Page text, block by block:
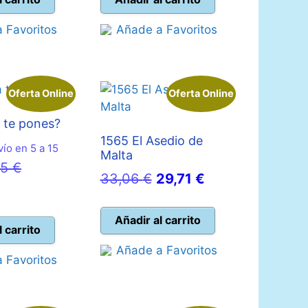
16,52 €.
€.
Favoritos
37,19 €.
es:
33,02 €.
Añade a Favoritos
Oferta Online
te pones?
en 5 a 15
€El
era:
20,65 €.
€.
carrito
Favoritos
Oferta Online
1565 El Asedio de
Malta
33,06€ El
original
era:
33,06 €.
29,71 €El
es:
29,71 €.
Añadir al carrito
Añade a Favoritos